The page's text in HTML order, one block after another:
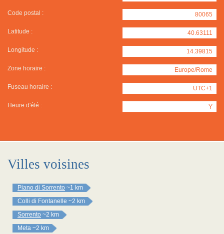
Code postal : 80065
Latitude : 40.63111
Longitude : 14.39815
Zone horaire : Europe/Rome
Fuseau horaire : UTC+1
Heure d'été : Y
Villes voisines
Piano di Sorrento ~1 km
Colli di Fontanelle ~2 km
Sorrento ~2 km
Meta ~2 km